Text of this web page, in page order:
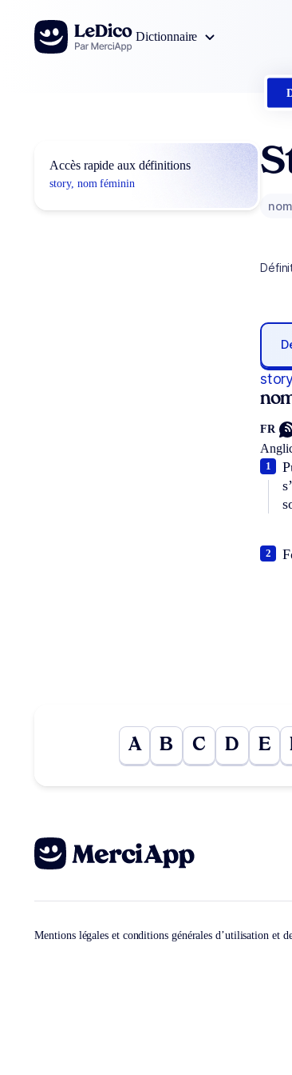
Aller au contenu
Dictionnaire
Accès rapide aux définitions
story, nom féminin
FR
1
2
A B C D E
Mentions légales et conditions générales d’utilisation et